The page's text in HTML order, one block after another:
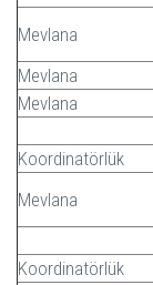
Mevlana
Mevlana
Mevlana
Koordinatörlük
Mevlana
Koordinatörlük